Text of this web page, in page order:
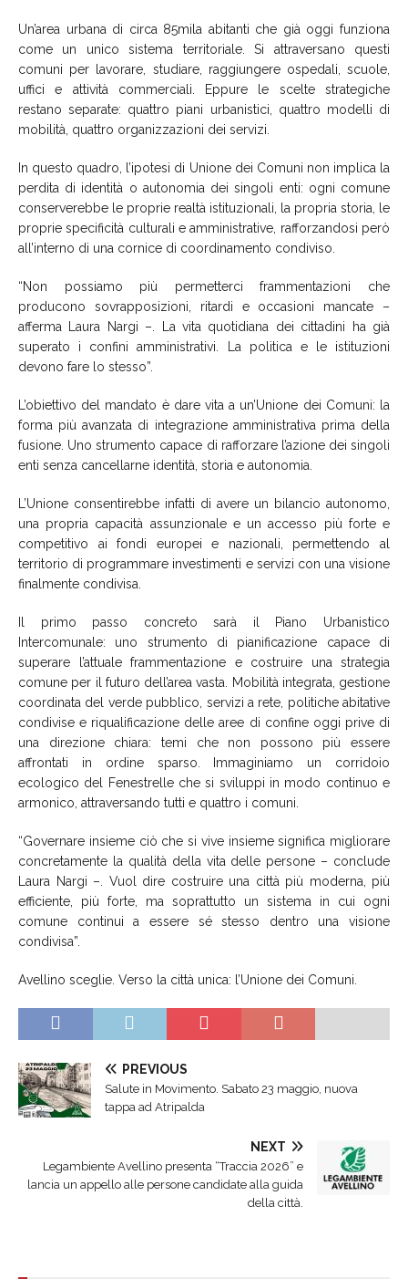
Un’area urbana di circa 85mila abitanti che già oggi funziona
come un unico sistema territoriale. Si attraversano questi
comuni per lavorare, studiare, raggiungere ospedali, scuole,
uffici e attività commerciali. Eppure le scelte strategiche
restano separate: quattro piani urbanistici, quattro modelli di
mobilità, quattro organizzazioni dei servizi.
In questo quadro, l’ipotesi di Unione dei Comuni non implica la
perdita di identità o autonomia dei singoli enti: ogni comune
conserverebbe le proprie realtà istituzionali, la propria storia, le
proprie specificità culturali e amministrative, rafforzandosi però
all’interno di una cornice di coordinamento condiviso.
“Non possiamo più permetterci frammentazioni che
producono sovrapposizioni, ritardi e occasioni mancate –
afferma Laura Nargi –. La vita quotidiana dei cittadini ha già
superato i confini amministrativi. La politica e le istituzioni
devono fare lo stesso”.
L’obiettivo del mandato è dare vita a un’Unione dei Comuni: la
forma più avanzata di integrazione amministrativa prima della
fusione. Uno strumento capace di rafforzare l’azione dei singoli
enti senza cancellarne identità, storia e autonomia.
L’Unione consentirebbe infatti di avere un bilancio autonomo,
una propria capacità assunzionale e un accesso più forte e
competitivo ai fondi europei e nazionali, permettendo al
territorio di programmare investimenti e servizi con una visione
finalmente condivisa.
Il primo passo concreto sarà il Piano Urbanistico
Intercomunale: uno strumento di pianificazione capace di
superare l’attuale frammentazione e costruire una strategia
comune per il futuro dell’area vasta. Mobilità integrata, gestione
coordinata del verde pubblico, servizi a rete, politiche abitative
condivise e riqualificazione delle aree di confine oggi prive di
una direzione chiara: temi che non possono più essere
affrontati in ordine sparso. Immaginiamo un corridoio
ecologico del Fenestrelle che si sviluppi in modo continuo e
armonico, attraversando tutti e quattro i comuni.
“Governare insieme ciò che si vive insieme significa migliorare
concretamente la qualità della vita delle persone – conclude
Laura Nargi –. Vuol dire costruire una città più moderna, più
efficiente, più forte, ma soprattutto un sistema in cui ogni
comune continui a essere sé stesso dentro una visione
condivisa”.
Avellino sceglie. Verso la città unica: l’Unione dei Comuni.
PREVIOUS
Salute in Movimento. Sabato 23 maggio, nuova
tappa ad Atripalda
NEXT
Legambiente Avellino presenta “Traccia 2026” e
lancia un appello alle persone candidate alla guida
della città.